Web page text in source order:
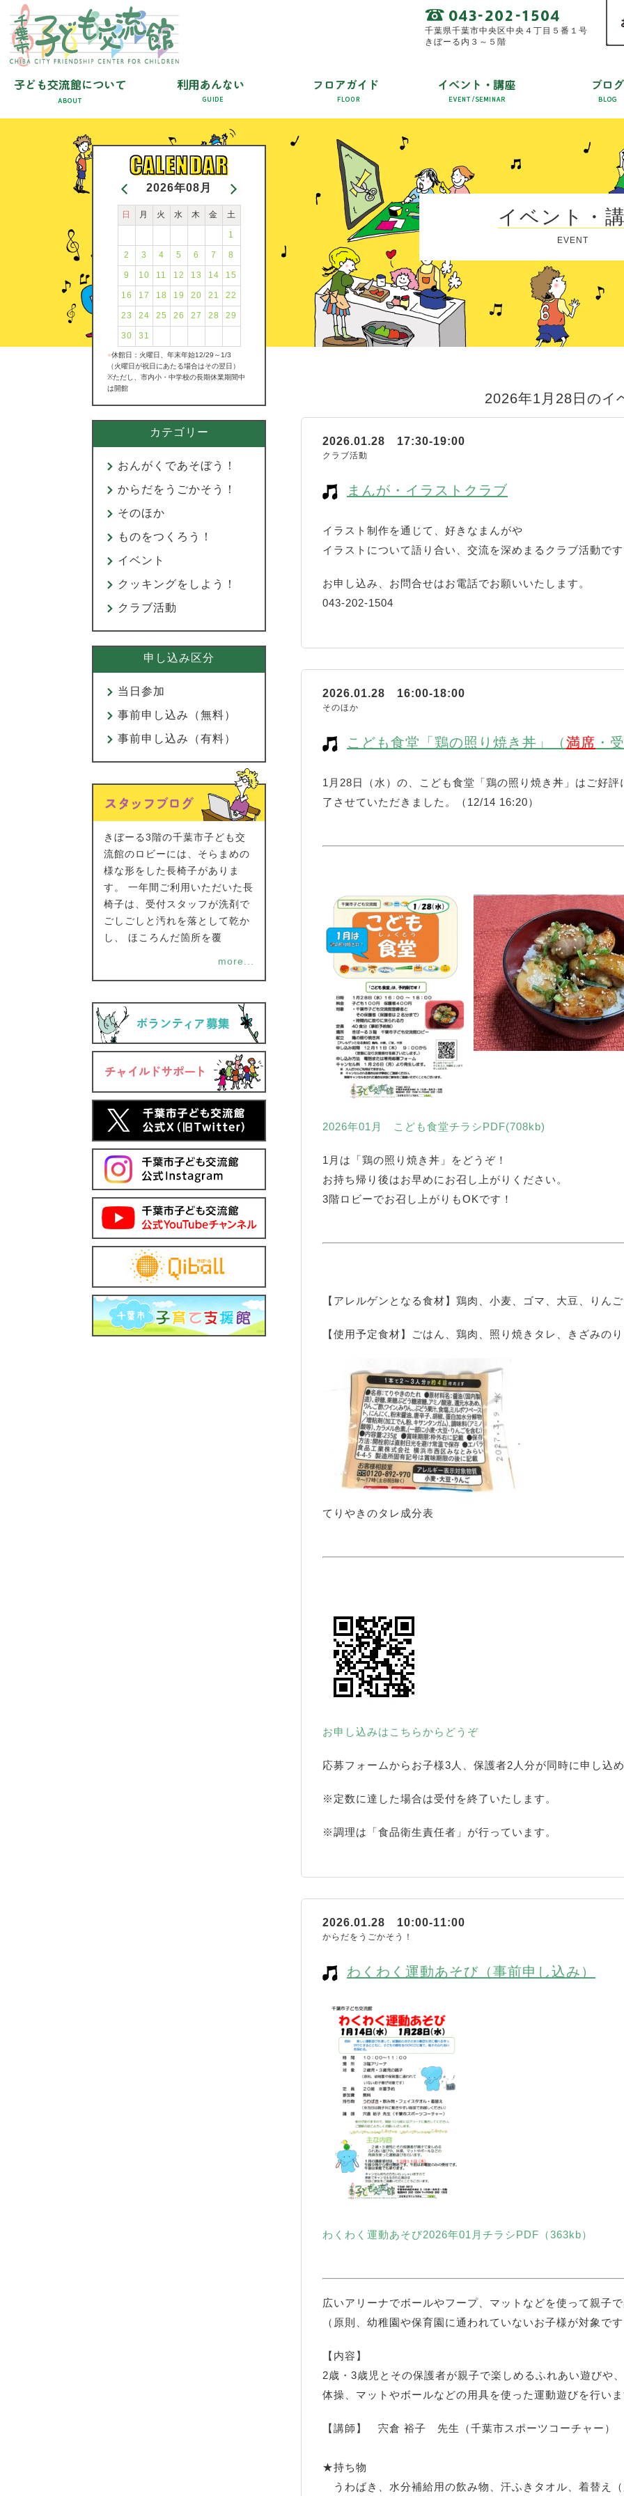
千葉県千葉市中央区中央４丁目５番１号
きぼーる内３～５階
イベント・
EVENT
2026年1月28日のイ
まんが・イラストクラブ
2026.01.28 17:30-19:00
クラブ活動
イラスト制作を通じて、好きなまんがや
イラストについて語り合い、交流を深めまるクラブ活動で
お申し込み、お問合せはお電話でお願いいたします。
043-202-1504
こども食堂「鶏の照り焼き丼」（満席 ・
2026.01.28 16:00-18:00
そのほか
1月28日（水）の、こども食堂「鶏の照り焼き丼」はご好
了させていただきました。（12/14 16:20）
2026年01月 こども食堂チラシPDF(708kb)
1月は「鶏の照り焼き丼」をどうぞ！
お持ち帰り後はお早めにお召し上がりください。
3階ロビーでお召し上がりもOKです！
【アレルゲンとなる食材】鶏肉、小麦、ゴマ、大豆、りん
【使用予定食材】ごはん、鶏肉、照り焼きタレ、きざみの
てりやきのタレ成分表
お申し込みはこちらからどうぞ
応募フォームからお子様3人、保護者2人分が同時に申し込
※定数に達した場合は受付を終了いたします。
※調理は「食品衛生責任者」が行っています。
わくわく運動あそび（事前申し込み）
2026.01.28 10:00-11:00
からだをうごかそう！
わくわく運動あそび2026年01月チラシPDF（363kb）
広いアリーナでボールやフープ、マットなどを使って親子
（原則、幼稚園や保育園に通われていないお子様が対象で
【内容】
2歳・3歳児とその保護者が親子で楽しめるふれあい遊びや、
体操、マットやボールなどの用具を使った運動遊びを行い
【講師】 宍倉 裕子 先生（千葉市スポーツコーチャー）
★持ち物
うわばき、水分補給用の飲み物、汗ふきタオル、着替え
2026年08月
日 月 火 水 木 金 土
1
2 3 4 5 6 7 8
9 10 11 12 13 14 15
16 17 18 19 20 21 22
23 24 25 26 27 28 29
30 31
●休館日：火曜日、年末年始12/29～1/3
（火曜日が祝日にあたる場合はその翌日）
※ただし、市内小・中学校の長期休業期間中
は開館
カテゴリー
おんがくであそぼう！
からだをうごかそう！
そのほか
ものをつくろう！
イベント
クッキングをしよう！
クラブ活動
申し込み区分
当日参加
事前申し込み（無料）
事前申し込み（有料）
きぼーる3階の千葉市子ども交
流館のロビーには、そらまめの
様な形をした長椅子がありま
す。 一年間ご利用いただいた長
椅子は、受付スタッフが洗剤で
ごしごしと汚れを落として乾か
し、 ほころんだ箇所を覆
more...